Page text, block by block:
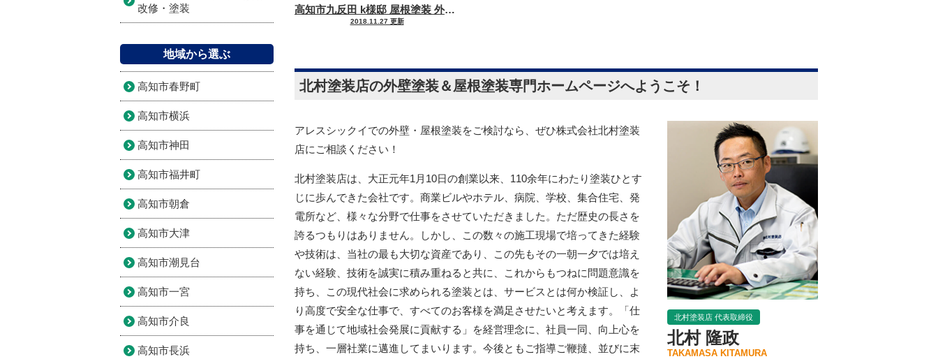
高知市九反田 k様邸 屋根塗装 外壁塗装工事
2018.11.27 更新
モルタル・コンクリート・漆喰
屋根塗装
セメント瓦・洋風コンクリート瓦
北村塗装店の外壁塗装＆屋根塗装専門ホームページへようこそ！
北村塗装店 代表取締役
北村 隆政
TAKAMASA KITAMURA
アレスシックイでの外壁・屋根塗装をご検討なら、ぜひ株式会社北村塗装
店にご相談ください！
北村塗装店は、大正元年1月10日の創業以来、110余年にわたり塗装ひとす
じに歩んできた会社です。商業ビルやホテル、病院、学校、集合住宅、発
電所など、様々な分野で仕事をさせていただきました。ただ歴史の長さを
誇るつもりはありません。しかし、この数々の施工現場で培ってきた経験
や技術は、当社の最も大切な資産であり、この先もその一朝一夕では培え
ない経験、技術を誠実に積み重ねると共に、これからもつねに問題意識を
持ち、この現代社会に求められる塗装とは、サービスとは何か検証し、よ
り高度で安全な仕事で、すべてのお客様を満足させたいと考えます。「仕
事を通じて地域社会発展に貢献する」を経営理念に、社員一同、向上心を
持ち、一層社業に邁進してまいります。今後ともご指導ご鞭撻、並びに末
改修・塗装
地域から選ぶ
高知市春野町
高知市横浜
高知市神田
高知市福井町
高知市朝倉
高知市大津
高知市潮見台
高知市一宮
高知市介良
高知市長浜